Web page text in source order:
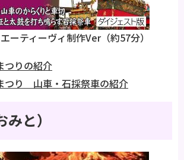
ーティーヴィ制作Ver（約57分）
つりの紹介
つり 山車・石採祭車の紹介
と）